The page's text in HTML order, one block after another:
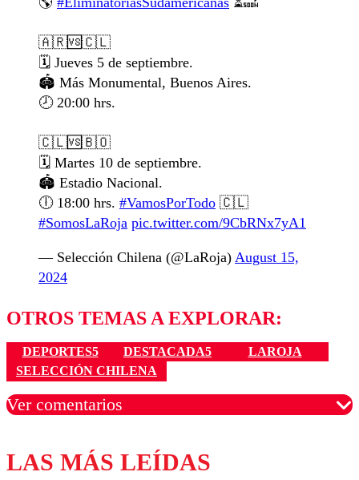
🇦🇷🆚🇨🇱
🗓️ Jueves 5 de septiembre.
🏟️ Más Monumental, Buenos Aires.
🕗 20:00 hrs.
🇨🇱🆚🇧🇴
🗓️ Martes 10 de septiembre.
🏟️ Estadio Nacional.
🕕 18:00 hrs. #VamosPorTodo 🇨🇱
#SomosLaRoja pic.twitter.com/9CbRNx7yA1
— Selección Chilena (@LaRoja) August 15,
2024
OTROS TEMAS A EXPLORAR:
DEPORTES5 DESTACADA5
LAROJA
SELECCIÓN CHILENA
Ver comentarios
Los comentarios son moderados para garantizar un
diálogo respetuoso.
LAS MÁS LEÍDAS